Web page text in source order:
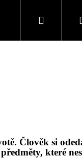
RecenzeHledat
Člověk si
které